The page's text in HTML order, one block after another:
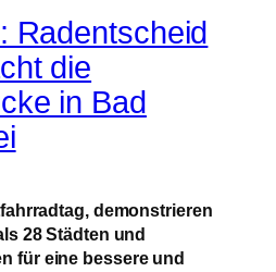
Radentscheid
die
in Bad
demonstrieren
28 Städten und